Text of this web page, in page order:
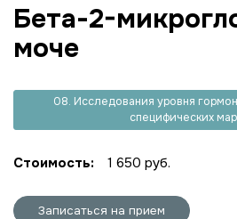
Бета-2-
моче
08. Исследования уровня
специфических
Стоимость: 1 650 руб.
Записаться на прием